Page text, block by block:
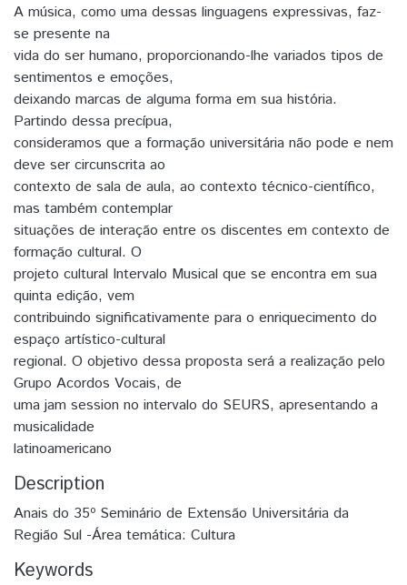
A música, como uma dessas linguagens expressivas, faz-
se presente na
vida do ser humano, proporcionando-lhe variados tipos de
sentimentos e emoções,
deixando marcas de alguma forma em sua história.
Partindo dessa precípua,
consideramos que a formação universitária não pode e nem
deve ser circunscrita ao
contexto de sala de aula, ao contexto técnico-científico,
mas também contemplar
situações de interação entre os discentes em contexto de
formação cultural. O
projeto cultural Intervalo Musical que se encontra em sua
quinta edição, vem
contribuindo significativamente para o enriquecimento do
espaço artístico-cultural
regional. O objetivo dessa proposta será a realização pelo
Grupo Acordos Vocais, de
uma jam session no intervalo do SEURS, apresentando a
musicalidade
latinoamericano
Description
Anais do 35º Seminário de Extensão Universitária da
Região Sul -Área temática: Cultura
Keywords